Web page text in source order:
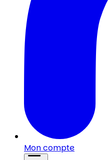
Mon compte